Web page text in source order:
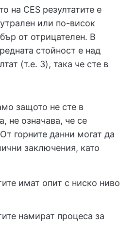
на CES резултатите е
или по-висок
от отрицателен. В
стойност е над
(т.е. 3), така че сте в
защото не сте в
не означава, че се
горните данни могат да
заключения, като
имат опит с ниско ниво
намират процеса за